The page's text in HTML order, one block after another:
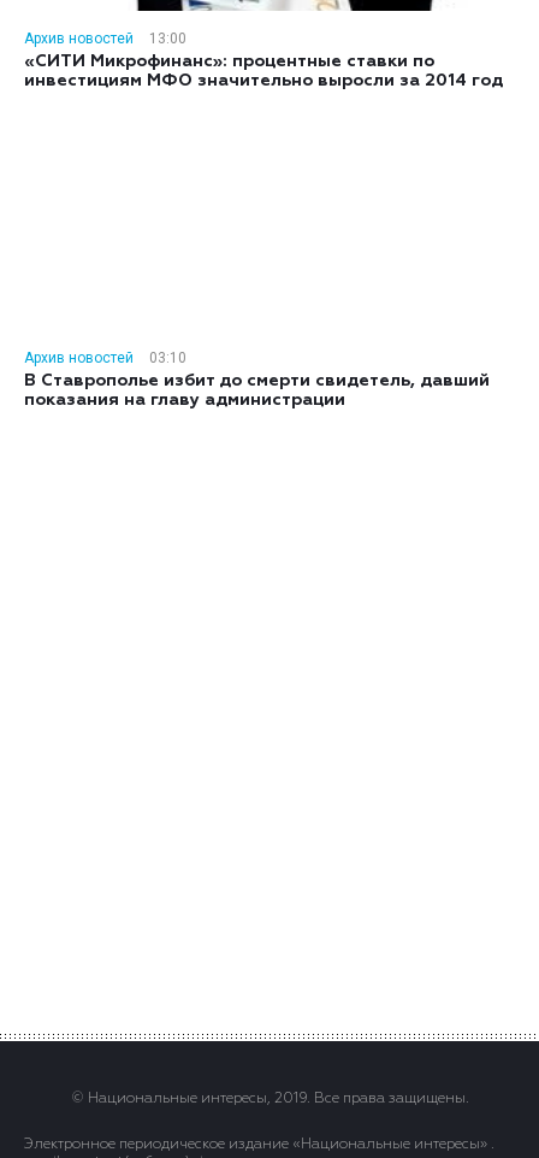
Архив новостей
13:00
«СИТИ Микрофинанс»: процентные ставки по
инвестициям МФО значительно выросли за 2014 год
Архив новостей
03:10
В Ставрополье избит до смерти свидетель, давший
показания на главу администрации
© Национальные интересы, 2019. Все права защищены.
Электронное периодическое издание «Национальные интересы» .